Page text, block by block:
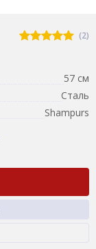
(2)
57 см
Сталь
Shampurs